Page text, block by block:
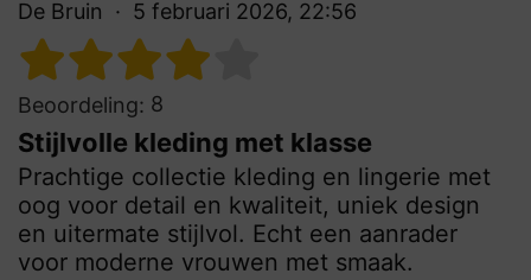
De Bruin 5 februari 2026, 22:56
Beoordeling: 8
Stijlvolle kleding met klasse
Prachtige collectie kleding en lingerie met
oog voor detail en kwaliteit, uniek design
en uitermate stijlvol. Echt een aanrader
voor moderne vrouwen met smaak.